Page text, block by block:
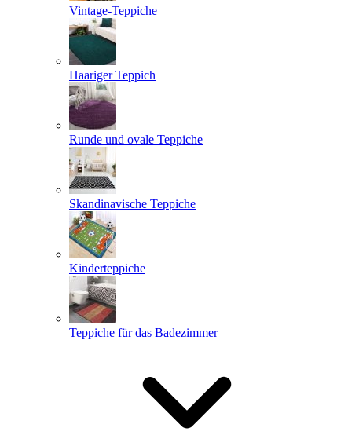
Vintage-Teppiche
Haariger Teppich
Runde und ovale Teppiche
Skandinavische Teppiche
Kinderteppiche
Teppiche für das Badezimmer